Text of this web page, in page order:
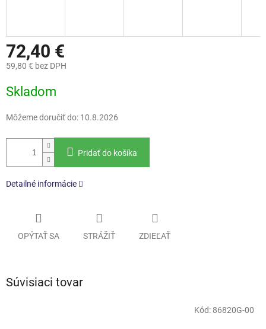
72,40 €
59,80 € bez DPH
cena:
Skladom
Môžeme doručiť do: 10.8.2026
Pridať do košíka
Detailné informácie
OPÝTAŤ SA STRÁŽIŤ ZDIEĽAŤ
Súvisiaci tovar
Kód: 86820G-00